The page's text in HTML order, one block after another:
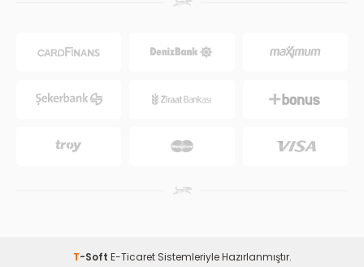
T-Soft E-TicaretSistemleriyle Hazırlanmıştır.